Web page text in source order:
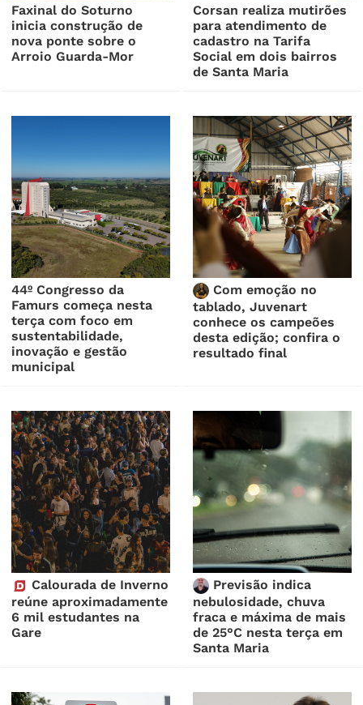
Faxinal do Soturno
inicia construção de
nova ponte sobre o
Arroio Guarda-Mor
Corsan realiza mutirões
para atendimento de
cadastro na Tarifa
Social em dois bairros
de Santa Maria
44º Congresso da
Famurs começa nesta
terça com foco em
sustentabilidade,
inovação e gestão
municipal
Com emoção no
tablado, Juvenart
conhece os campeões
desta edição; confira o
resultado final
Calourada de Inverno
reúne aproximadamente
6 mil estudantes na
Gare
Previsão indica
nebulosidade, chuva
fraca e máxima de mais
de 25°C nesta terça em
Santa Maria